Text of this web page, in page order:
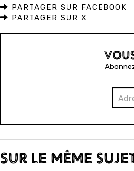
PARTAGER SUR FACEBOOK
PARTAGER SUR X
SUR LE MÊME